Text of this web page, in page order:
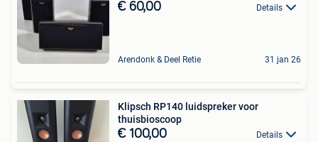
€ 60,00 Details
Arendonk & Deel Retie 31 jan 26
Klipsch RP140 luidspreker voor
thuisbioscoop
€ 100,00 Details